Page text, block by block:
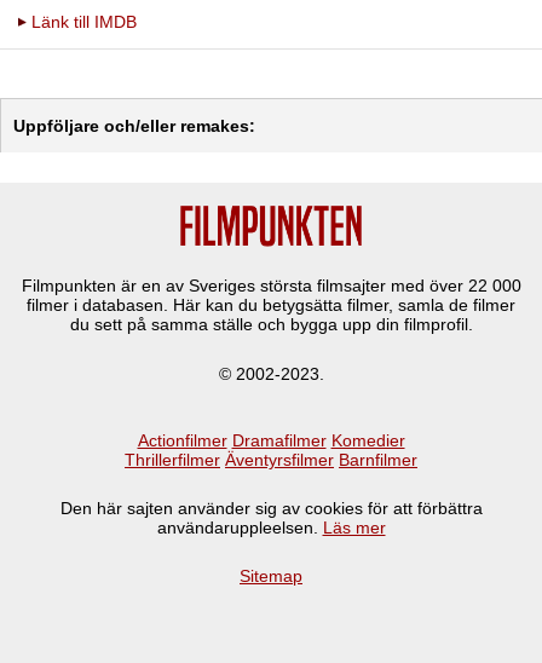
Länk till IMDB
Uppföljare och/eller remakes:
Filmpunkten är en av Sveriges största filmsajter med över 22 000
filmer i databasen. Här kan du betygsätta filmer, samla de filmer
du sett på samma ställe och bygga upp din filmprofil.
© 2002-2023.
Actionfilmer Dramafilmer Komedier
Thrillerfilmer Äventyrsfilmer Barnfilmer
Den här sajten använder sig av cookies för att förbättra
användaruppleelsen. Läs mer
Sitemap